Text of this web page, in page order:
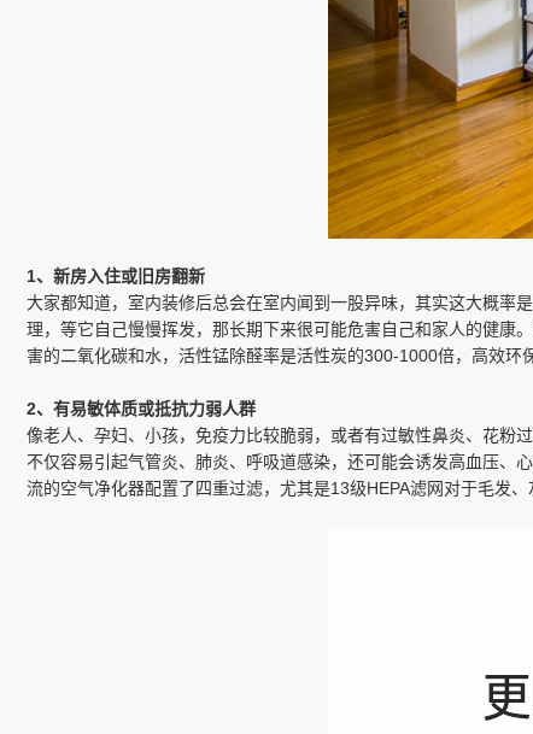
1、新房入住或旧房翻新
大家都知道，室内装修后总会在室内闻到一股异味，其实这大概率
理，等它自己慢慢挥发，那长期下来很可能危害自己和家人的健康
害的二氧化碳和水，活性锰除醛率是活性炭的300-1000倍，高效环
2、有易敏体质或抵抗力弱人群
像老人、孕妇、小孩，免疫力比较脆弱，或者有过敏性鼻炎、花粉
不仅容易引起气管炎、肺炎、呼吸道感染，还可能会诱发高血压、
流的空气净化器配置了四重过滤，尤其是13级HEPA滤网对于毛发